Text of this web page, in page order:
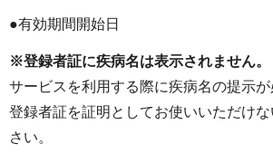
●有効期間開始日
※登録者証に疾病名は表示されません。
サービスを利用する際に疾病名の提示が
登録者証を証明としてお使いいただけ
さい。